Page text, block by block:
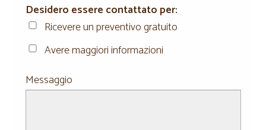
Desidero essere contattato per:
Ricevere un preventivo gratuito
Avere maggiori informazioni
Messaggio